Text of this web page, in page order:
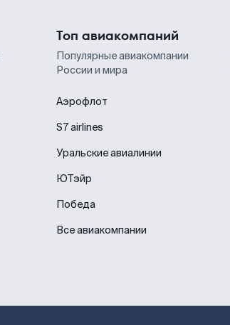
Топ авиакомпаний
Популярные авиакомпании
России и мира
Аэрофлот
S7 airlines
Уральские авиалинии
ЮТэйр
Победа
Все авиакомпании